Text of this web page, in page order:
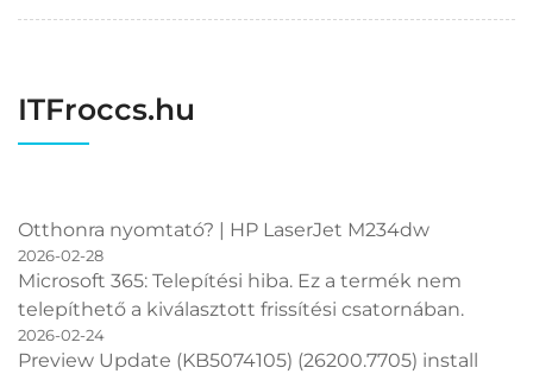
ITFroccs.hu
Otthonra nyomtató? | HP LaserJet M234dw
2026-02-28
Microsoft 365: Telepítési hiba. Ez a termék nem
telepíthető a kiválasztott frissítési csatornában.
2026-02-24
Preview Update (KB5074105) (26200.7705) install